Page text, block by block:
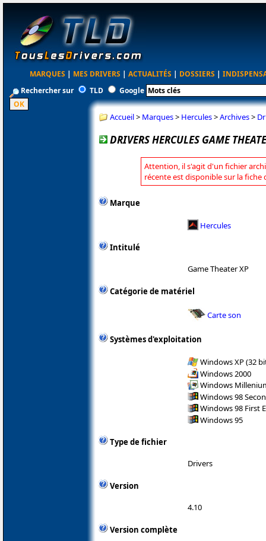
MARQUES | MES DRIVERS | ACTUALITÉS | DOSSIERS |
Rechercher sur
TLD Google
Accueil> Marques> Hercules>Archives>
DRIVERS HERCULES GAME
Attention, il s'agit d'un fichier
récente est disponible sur la fiche
Marque
Hercules
Intitulé
Game Theater XP
Catégorie de matériel
Carte son
Systèmes d'exploitation
Windows XP (32
Windows 2000
Windows
Windows 98
Windows 98 First
Windows 95
Type de fichier
Drivers
Version
4.10
Version complète